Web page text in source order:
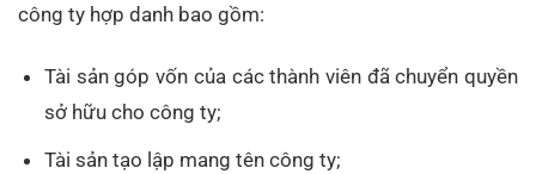
công ty hợp danh bao gồm:
Tài sản góp vốn của các thành viên đã chuyển quyền
sở hữu cho công ty;
Tài sản tạo lập mang tên công ty;